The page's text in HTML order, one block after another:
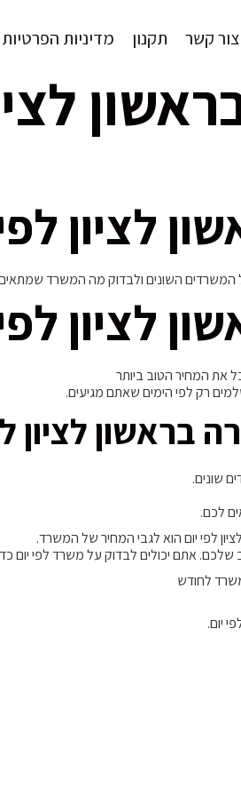
צור קשר תקנון מדיניות הפרטיות
לציון לפי
המשרדים השונים ולבדוק מה המשרד
לציון
את המחיר הטוב ביותר
רק לפי הימים שאתם מגיעים.
לציון
שונים.
לכם.
לפי יום הוא לגבי המחיר של המשרד.
אתם יכולים לבדוק על משרד לפי יום
לחודש
יום.